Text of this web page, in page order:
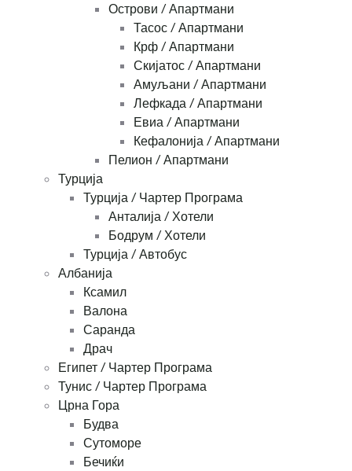
Острови / Апартмани
Тасос / Апартмани
Крф / Апартмани
Скијатос / Апартмани
Амуљани / Апартмани
Лефкада / Апартмани
Евиа / Апартмани
Кефалонија / Апартмани
Пелион / Апартмани
Турција
Турција / Чартер Програма
Анталија / Хотели
Бодрум / Хотели
Турција / Автобус
Албанија
Ксамил
Валона
Саранда
Драч
Египет / Чартер Програма
Тунис / Чартер Програма
Црна Гора
Будва
Сутоморе
Бечиќи